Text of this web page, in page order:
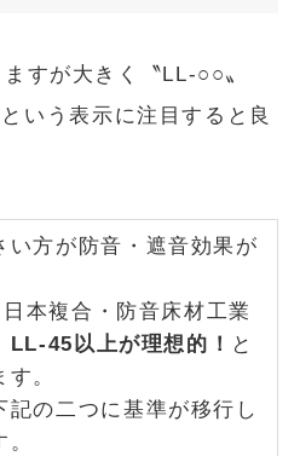
すが大きく〝LL-○○〟
いう表示に注目すると良
い方が防音・遮音効果が
本複合・防音床材工業
LL-45以上が理想的！ と
。
記の二つに基準が移行し